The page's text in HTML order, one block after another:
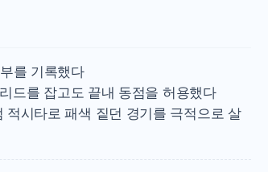
를 기록했다
드를 잡고도 끝내 동점을 허용했다
적시타로 패색 짙던 경기를 극적으로 살